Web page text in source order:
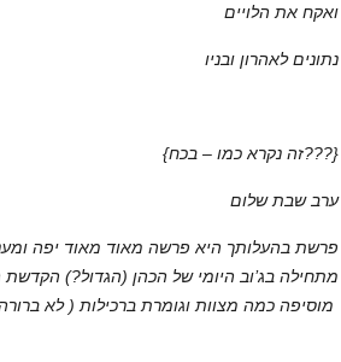
ואקח את הלויים
נתונים לאהרון ובניו
{זה נקרא כמו – בכח???}
ערב שבת שלום
פרשת בהעלותך היא פרשה מאוד מאוד יפה
מתחילה בג’וב היומי של הכהן (הגדול?)